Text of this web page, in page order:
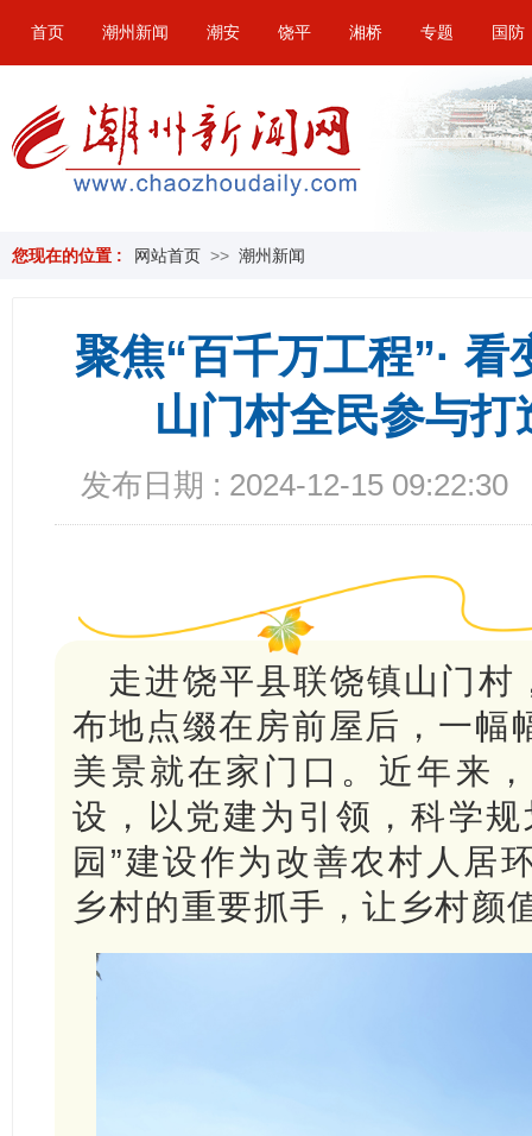
首页 潮州新闻 潮安 饶平 湘桥 专题 国防
您现在的位置 : 网站首页 >> 潮州新闻
聚焦“百千万工程”·
山门村全民参与打
发布日期 : 2024-12-15 09:22:30
走进饶平县联饶镇山门村
布地点缀在房前屋后，一幅
美景就在家门口。近年来
设，以党建为引领，科学
园”建设作为改善农村人居
乡村的重要抓手，让乡村颜